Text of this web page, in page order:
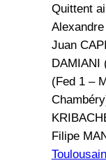
Quittent
Juan
DAMIANI
(Fed 1 –
Filipe
Toulousain